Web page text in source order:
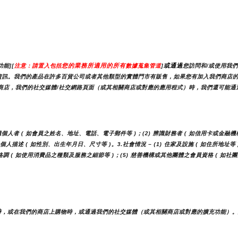
能][注意：請置入包括您的業務所適用的所有數據蒐集管道]或通過您訪問和/或使用我
我們的產品在許多百貨公司或者其他類型的實體門市有販售，如果您有加入我們商店
店，我們的社交媒體/社交網路頁面（或其相關商店或對應的應用程式）時，我們還可能
人者 ( 如會員之姓名、地址、電話、電子郵件等 )；(2) 辨識財務者 ( 如信用卡或金融
人描述 ( 如性別、出生年月日、尺寸等 )。3.社會情況 – (1) 住家及設施 ( 如住所地址
( 如使用消費品之種類及服務之細節等 )；(5) 慈善機構或其他團體之會員資格 ( 如社
，或在我們的商店上購物時，或通過我們的社交媒體（或其相關商店或對應的擴充功能）